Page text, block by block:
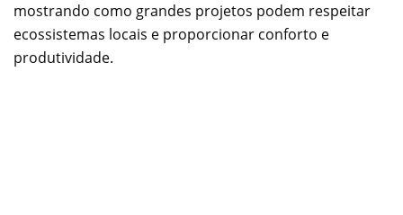
mostrando como grandes projetos podem respeitar
ecossistemas locais e proporcionar conforto e
produtividade.